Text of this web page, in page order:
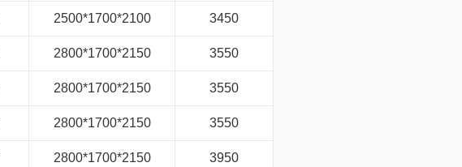
2500*1700*2100 3450
2800*1700*2150 3550
2800*1700*2150 3550
2800*1700*2150 3550
2800*1700*2150 3950